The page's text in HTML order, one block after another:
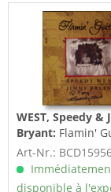
WEST, Speedy &
Bryant: Flamin'
CD Deluxe Box Set)
Art-Nr.:
disponible à